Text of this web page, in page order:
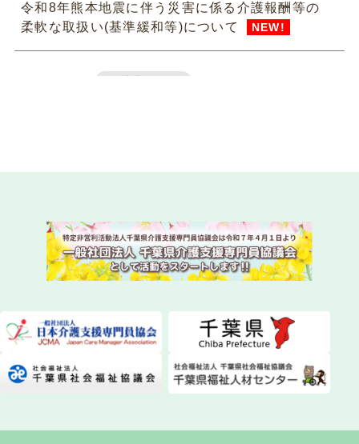
令和8年熊本地震に伴う災害に係る介護報酬等の
柔軟な取扱い(基準緩和等)について
NEW!
NEW!
2026.07.28 委員会活動
ちばケアマネ通信【2026年夏号】を発送しまし
た！
NEW!
2026.07.28 一般研修